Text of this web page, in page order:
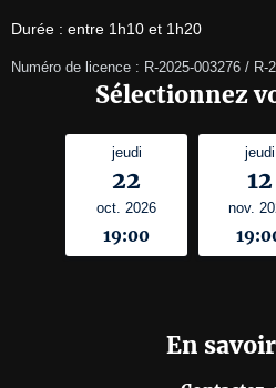
Durée : entre 1h10 et 1h20
Numéro de licence : R-2025-003276 / R-
Sélectionnez
jeudi
22
oct. 2026
19:00
jeudi
12
nov.
En